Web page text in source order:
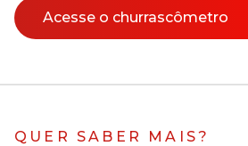
Acesse o churrascômetro
QUER SABER MAIS?